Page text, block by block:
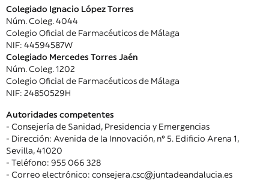
Colegiado Ignacio López Torres
Núm. Coleg. 4044
Colegio Oficial de Farmacéuticos de Málaga
NIF: 44594587W
Colegiado Mercedes Torres Jaén
Núm. Coleg. 1202
Colegio Oficial de Farmacéuticos de Málaga
NIF: 24850529H
Autoridades competentes
- Consejería de Sanidad, Presidencia y Emergencias
- Dirección: Avenida de la Innovación, nº 5. Edificio Arena 1,
Sevilla, 41020
- Teléfono: 955 066 328
- Correo electrónico: consejera.csc@juntadeandalucia.es